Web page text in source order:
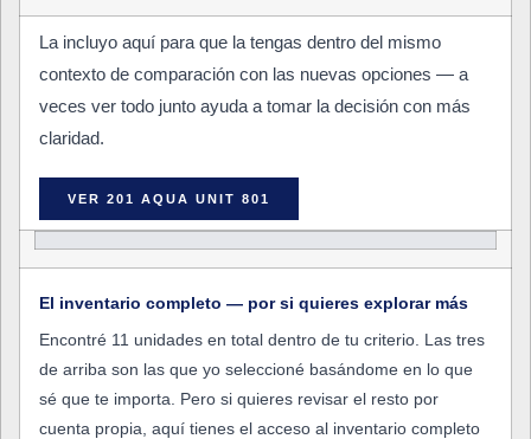
La incluyo aquí para que la tengas dentro del mismo
contexto de comparación con las nuevas opciones — a
veces ver todo junto ayuda a tomar la decisión con más
claridad.
VER 201 AQUA UNIT 801
El inventario completo — por si quieres explorar más
Encontré 11 unidades en total dentro de tu criterio. Las tres
de arriba son las que yo seleccioné basándome en lo que
sé que te importa. Pero si quieres revisar el resto por
cuenta propia, aquí tienes el acceso al inventario completo